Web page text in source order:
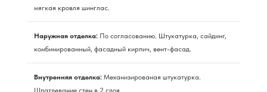
мягкая кровля шинглас.
Наружная отделка: По согласованию. Штукатурка, сайдинг,
комбинированный, фасадный кирпич, вент-фасад.
Внутренняя отделка: Механизированая штукатурка.